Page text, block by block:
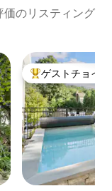
のリスティング
大好評のゲスト
ゲストチョイス